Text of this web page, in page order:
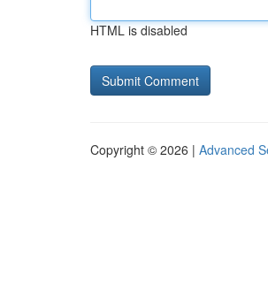
HTML is disabled
Copyright © 2026 | Advanced